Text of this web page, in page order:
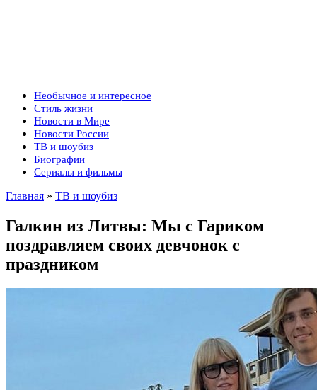
Необычное и интересное
Стиль жизни
Новости в Мире
Новости России
ТВ и шоубиз
Биографии
Сериалы и фильмы
Главная » ТВ и шоубиз
Галкин из Литвы: Мы с Гариком
поздравляем своих девчонок с
праздником